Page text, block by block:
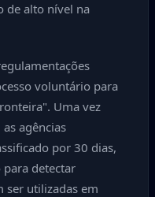
de alto nível na
voluntário para
Uma vez
agências
por 30 dias,
detectar
ser utilizadas em